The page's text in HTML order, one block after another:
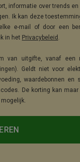
informatie over trends
Ik kan deze
e-mail of door een
in het Privacybeleid .
van uitgifte, vanaf een
Geldt niet voor
waardebonnen en
De korting kan maar